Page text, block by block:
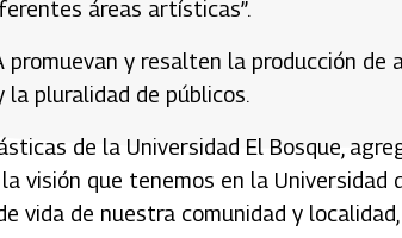
áreas artísticas”.
promuevan y resalten la producción de
pluralidad de públicos.
de la Universidad El Bosque,
visión que tenemos en la Universidad
vida de nuestra comunidad y